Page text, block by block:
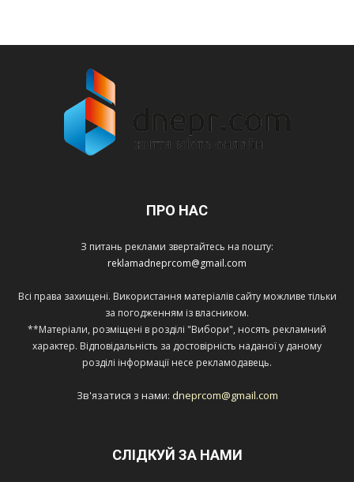
ПРО НАС
З питань реклами звертайтесь на пошту:
reklamadneprcom@gmail.com
Всі права захищені. Використання матеріалів сайту можливе тільки
за погодженням із власником.
**Матеріали, розміщені в розділі "Вибори", носять рекламний
характер. Відповідальність за достовірність наданої у даному
розділі інформації несе рекламодавець.
Зв'язатися з нами: dneprcom@gmail.com
СЛІДКУЙ ЗА НАМИ